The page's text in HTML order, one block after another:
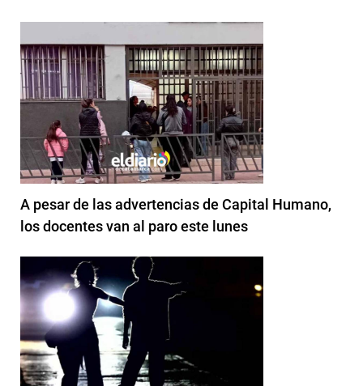
A pesar de las advertencias de Capital Humano,
los docentes van al paro este lunes